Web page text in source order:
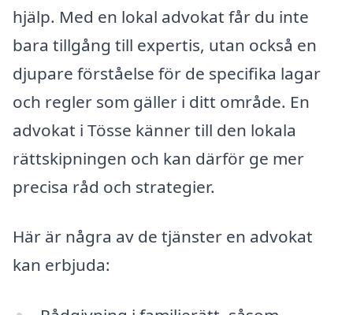
hjälp. Med en lokal advokat får du inte
bara tillgång till expertis, utan också en
djupare förståelse för de specifika lagar
och regler som gäller i ditt område. En
advokat i Tösse känner till den lokala
rättskipningen och kan därför ge mer
precisa råd och strategier.
Här är några av de tjänster en advokat
kan erbjuda: